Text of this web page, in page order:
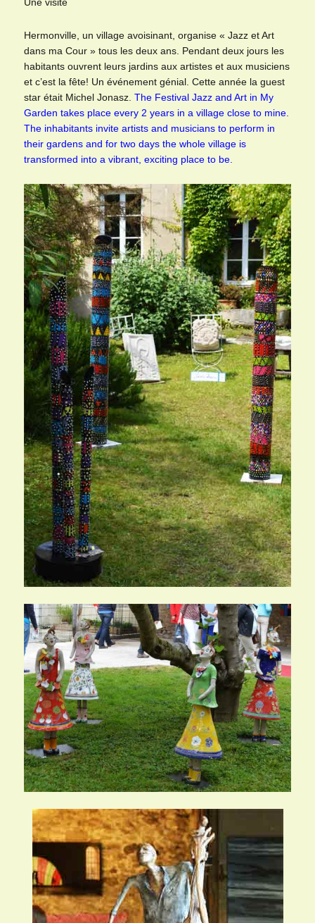
Hermonville, un village avoisinant, organise « Jazz et Art
dans ma Cour » tous les deux ans. Pendant deux jours les
habitants ouvrent leurs jardins aux artistes et aux musiciens
et c’est la fête! Un événement génial. Cette année la guest
star était Michel Jonasz.The Festival Jazz and Art in My
Garden takes place every 2 years in a village close to mine.
The inhabitants invite artists and musicians to perform in
their gardens and for two days the whole village is
transformed into a vibrant, exciting place to be.